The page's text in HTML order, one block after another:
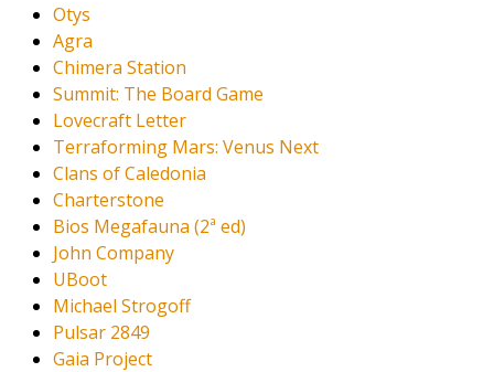
Otys
Agra
Chimera Station
Summit: The Board Game
Lovecraft Letter
Terraforming Mars: Venus Next
Clans of Caledonia
Charterstone
Bios Megafauna (2ª ed)
John Company
UBoot
Michael Strogoff
Pulsar 2849
Gaia Project